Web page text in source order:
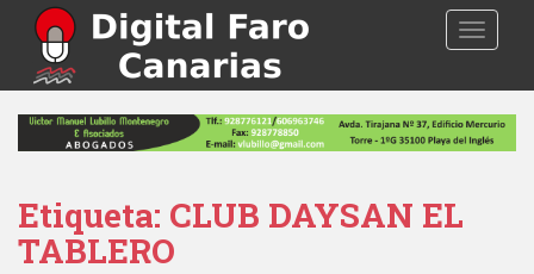
p
Etiqueta: CLUB DAYSAN EL
TABLERO